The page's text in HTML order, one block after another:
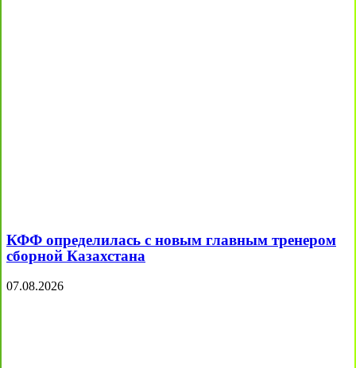
КФФ определилась с новым главным тренером
сборной Казахстана
07.08.2026